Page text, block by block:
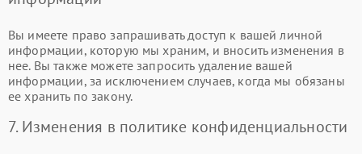
Вы имеете право запрашивать доступ к вашей личной
информации, которую мы храним, и вносить изменения в
нее. Вы также можете запросить удаление вашей
информации, за исключением случаев, когда мы обязаны
ее хранить по закону.
7. Изменения в политике конфиденциальности